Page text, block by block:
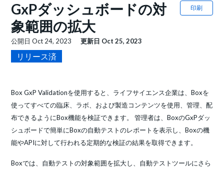
印刷
GxPダッシュボードの対
象範囲の拡大
公開日Oct 24, 2023 更新日 Oct 25, 2023
リリース済
Box GxP Validationを使用すると、ライフサイエンス企業は、Boxを
使ってすべての臨床、ラボ、および製造コンテンツを使用、管理、配
布できるようにBox機能を検証できます。 管理者は、BoxのGxPダッ
シュボードで簡単にBoxの自動テストのレポートを表示し、Boxの機
能やAPIに対して行われる定期的な検証の結果を取得できます。
Boxでは、自動テストの対象範囲を拡大し、自動テストツールにさら